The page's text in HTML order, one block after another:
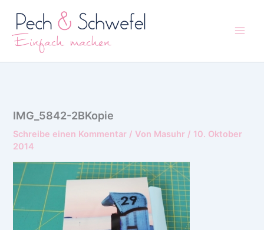
Inhalt
springen
IMG_5842-2BKopie
Schreibe einen Kommentar / Von Masuhr / 10. Oktober
2014